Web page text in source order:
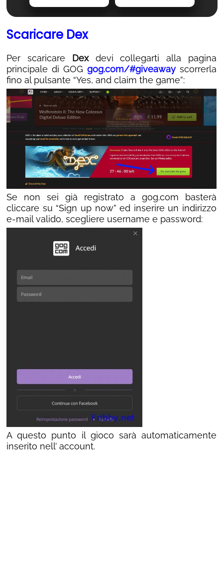
Scaricare Dex
Per scaricare Dexdevi collegarti alla pagina
principale di GOG gog.com/#giveawayscorrerla
fino al pulsante “Yes, and claim the game”:
Se non sei già registrato a gog.com basterà
cliccare su “Sign up now” ed inserire un indirizzo
e-mail valido, scegliere username e password:
A questo punto il gioco sarà automaticamente
inserito nell’ account.